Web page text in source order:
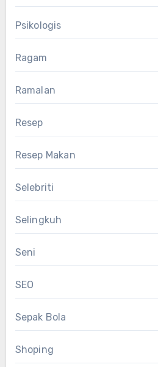
Psikologis
Ragam
Ramalan
Resep
Resep Makan
Selebriti
Selingkuh
Seni
SEO
Sepak Bola
Shoping